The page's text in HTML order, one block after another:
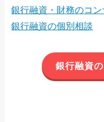
銀行融資・財務のコ
銀行融資の個別相談
銀行融資